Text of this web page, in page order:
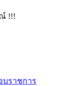
!!!
ราชการ